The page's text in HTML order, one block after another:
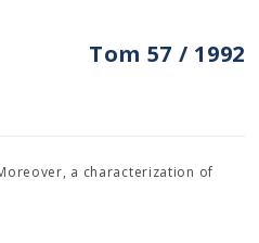
Tom 57 / 1992
a characterization of